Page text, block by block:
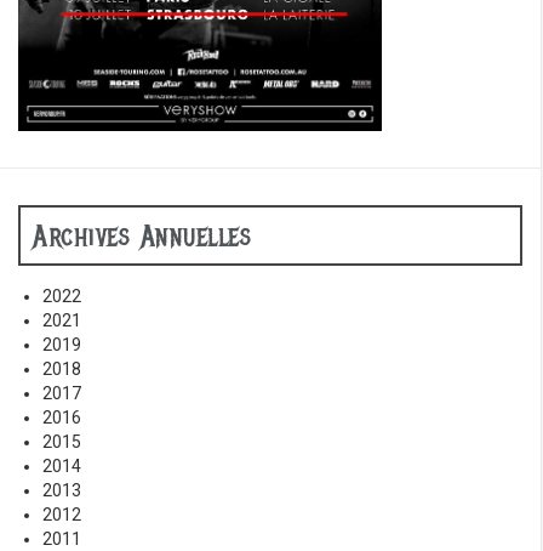
Archives Annuelles
2022
2021
2019
2018
2017
2016
2015
2014
2013
2012
2011